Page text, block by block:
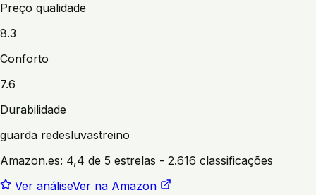
Preço qualidade
8.3
Conforto
7.6
Durabilidade
guarda redesluvastreino
Amazon.es: 4,4 de 5 estrelas - 2.616 classificações
Ver análiseVer na Amazon